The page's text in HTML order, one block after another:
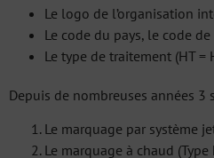
Le logo de l’organisation
Le code du pays, le code
Le type de traitement (HT =
Depuis de nombreuses années
Le marquage par système
Le marquage à chaud